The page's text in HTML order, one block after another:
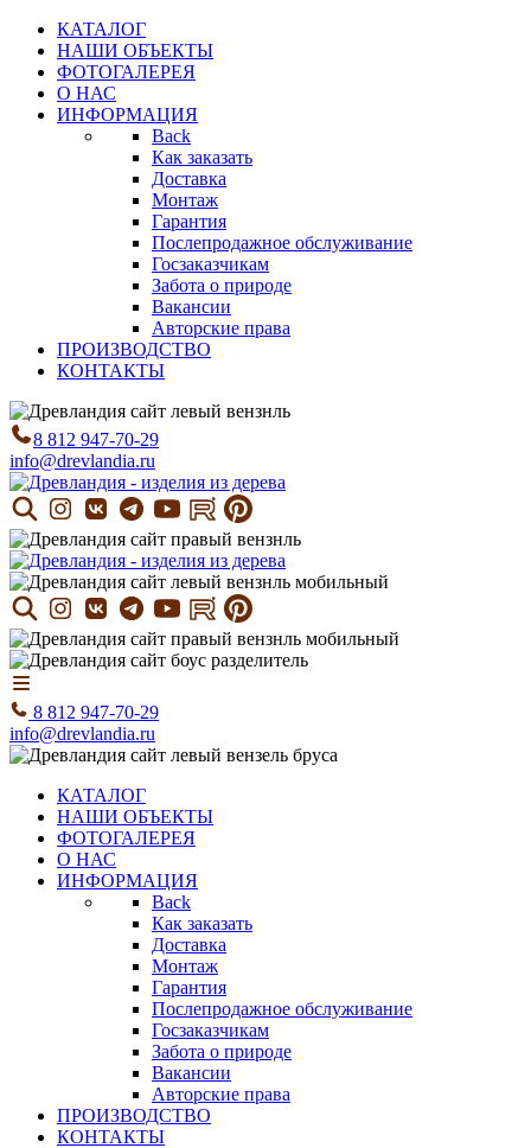
КАТАЛОГ
НАШИ ОБЪЕКТЫ
ФОТОГАЛЕРЕЯ
О НАС
ИНФОРМАЦИЯ
Back
Как заказать
Доставка
Монтаж
Гарантия
Послепродажное обслуживание
Госзаказчикам
Забота о природе
Вакансии
Авторские права
ПРОИЗВОДСТВО
КОНТАКТЫ
8 812 947-70-29
info@drevlandia.ru
8 812 947-70-29
info@drevlandia.ru
КАТАЛОГ
НАШИ ОБЪЕКТЫ
ФОТОГАЛЕРЕЯ
О НАС
ИНФОРМАЦИЯ
Back
Как заказать
Доставка
Монтаж
Гарантия
Послепродажное обслуживание
Госзаказчикам
Забота о природе
Вакансии
Авторские права
ПРОИЗВОДСТВО
КОНТАКТЫ